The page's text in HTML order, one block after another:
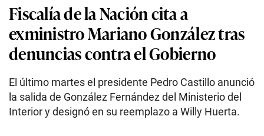
Fiscalía de la Nación cita a
exministro Mariano González tras
denuncias contra el Gobierno
El último martes el presidente Pedro Castillo anunció
la salida de González Fernández del Ministerio del
Interior y designó en su reemplazo a Willy Huerta.